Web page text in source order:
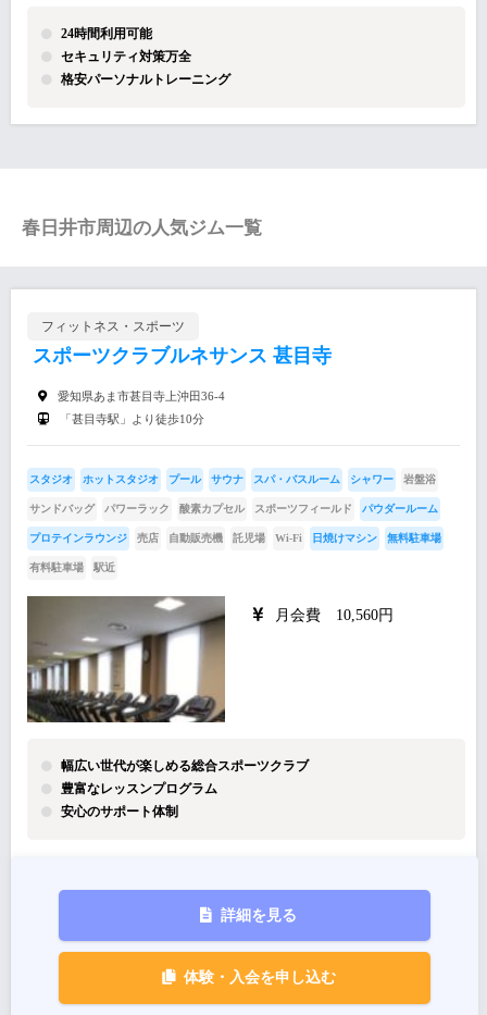
24時間利用可能
セキュリティ対策万全
格安パーソナルトレーニング
春日井市周辺の人気ジム一覧
フィットネス・スポーツ
スポーツクラブルネサンス 甚目寺
愛知県あま市甚目寺上沖田36-4
「甚目寺駅」より徒歩10分
スタジオ ホットスタジオ プール サウナ スパ・バスルーム シャワー 岩盤浴
サンドバッグ パワーラック 酸素カプセル スポーツフィールド パウダールーム
プロテインラウンジ 売店 自動販売機 託児場 Wi-Fi 日焼けマシン 無料駐車場
有料駐車場 駅近
月会費 10,560円
幅広い世代が楽しめる総合スポーツクラブ
豊富なレッスンプログラム
安心のサポート体制
詳細を見る
体験・入会を申し込む